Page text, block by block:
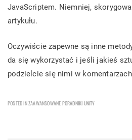
JavaScriptem. Niemniej,
artykułu.
Oczywiście zapewne są inne
da się wykorzystać i jeśli jakieś
podzielcie się nimi w
POSTED INZAAWANSOWANE PORADNIKI UNITY